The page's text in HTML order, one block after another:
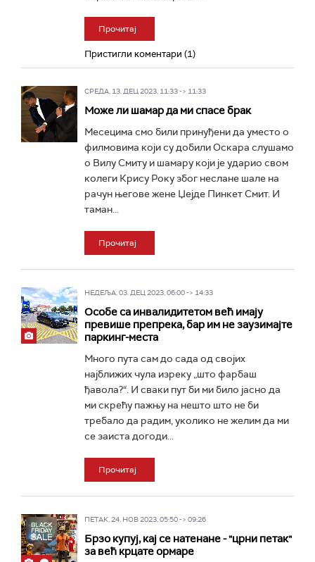
Прочитај
Пристигли коментари (1)
СРЕДА, 13. ДЕЦ 2023, 11:33 -> 11:33
Може ли шамар да ми спасе брак
Месецима смо били принуђени да уместо о
филмовима који су добили Оскара слушамо
о Вилу Смиту и шамару који је ударио свом
колеги Крису Року због неслане шале на
рачун његове жене Џејде Пинкет Смит. И
таман...
Прочитај
НЕДЕЉА, 03. ДЕЦ 2023, 06:00 -> 14:33
Особе са инвалидитетом већ имају
превише препрека, бар им не заузимајте
паркинг-места
Много пута сам до сада од својих
најближих чула изреку „што фарбаш
ђавола?“. И сваки пут би ми било јасно да
ми скрећу пажњу на нешто што не би
требало да радим, уколико не желим да ми
се заиста догоди...
Прочитај
ПЕТАК, 24. НОВ 2023, 05:50 -> 09:26
Брзо купуј, кај се натенане - "црни петак"
за већ крцате ормаре